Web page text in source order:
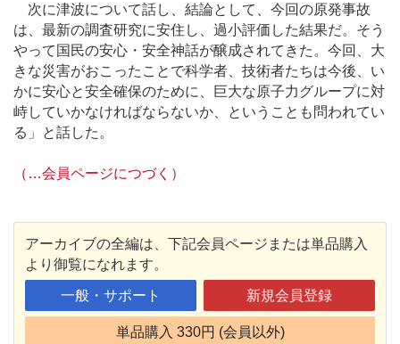
次に津波について話し、結論として、今回の原発事故
は、最新の調査研究に安住し、過小評価した結果だ。そう
やって国民の安心・安全神話が醸成されてきた。今回、大
きな災害がおこったことで科学者、技術者たちは今後、い
かに安心と安全確保のために、巨大な原子力グループに対
峙していかなければならないか、ということも問われてい
る」と話した。
（…会員ページにつづく）
アーカイブの全編は、下記会員ページまたは単品購入
より御覧になれます。
一般・サポート 新規会員登録
単品購入 330円 (会員以外)